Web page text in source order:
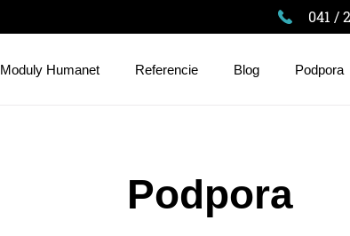
041 /
Moduly Humanet Referencie Blog Podpora
Podpora